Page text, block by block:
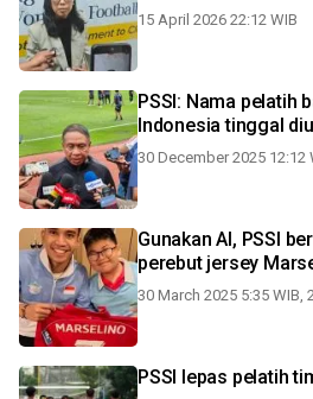
15 April 2026 22:12 WIB
PSSI: Nama pelatih
Indonesia tinggal
30 December 2025 12:12
Gunakan AI, PSSI
perebut jersey
30 March 2025 5:35 WIB,
PSSI lepas pelatih